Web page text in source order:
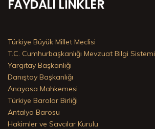
FAYDALI LINKLER
Türkiye Büyük Millet Meclisi
T.C. Cumhurbaşkanlığı Mevzuat Bilgi Sistemi
Yargıtay Başkanlığı
Danıştay Başkanlığı
Anayasa Mahkemesi
Türkiye Barolar Birliği
Antalya Barosu
Hakimler ve Savcılar Kurulu